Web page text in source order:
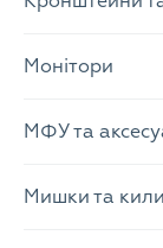
Монітори
МФУ та
Мишки та